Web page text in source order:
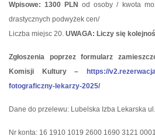
Wpisowe: 1300 PLN od osoby / kwota
drastycznych podwyżek cen/
Liczba miejsc 20. UWAGA: Liczy się
Zgłoszenia poprzez formularz
Komisji Kultury –
https://
fotograficzny-lekarzy-2025/
Dane do przelewu: Lubelska Izba Lekarska
Nr konta: 16 1910 1019 2600 1690 3121 0001